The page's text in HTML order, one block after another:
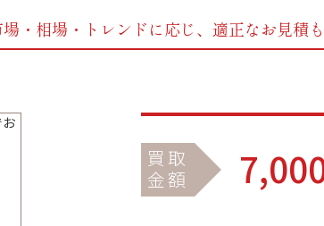
・相場・トレンドに応じ、 適正なお見積
買取
金額